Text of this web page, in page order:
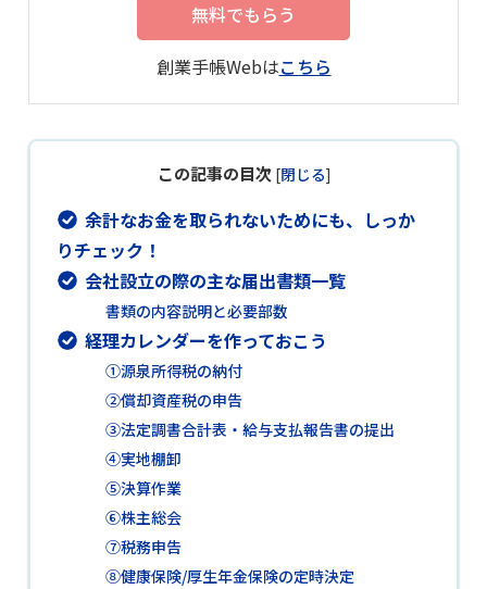
無料でもらう
創業手帳Webはこちら
この記事の目次 [閉じる]
余計なお金を取られないためにも、しっか
りチェック！
会社設立の際の主な届出書類一覧
書類の内容説明と必要部数
経理カレンダーを作っておこう
①源泉所得税の納付
②償却資産税の申告
③法定調書合計表・給与支払報告書の提出
④実地棚卸
⑤決算作業
⑥株主総会
⑦税務申告
⑧健康保険/厚生年金保険の定時決定